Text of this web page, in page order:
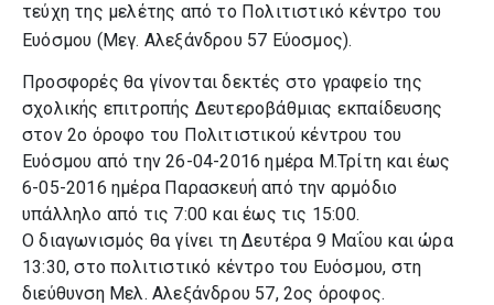
τεύχη της μελέτης από το Πολιτιστικό κέντρο του
Ευόσμου (Μεγ. Αλεξάνδρου 57 Εύοσμος).
Προσφορές θα γίνονται δεκτές στο γραφείο της
σχολικής επιτροπής Δευτεροβάθμιας εκπαίδευσης
στον 2ο όροφο του Πολιτιστικού κέντρου του
Ευόσμου από την 26-04-2016 ημέρα Μ.Τρίτη και έως
6-05-2016 ημέρα Παρασκευή από την αρμόδιο
υπάλληλο από τις 7:00 και έως τις 15:00.
Ο διαγωνισμός θα γίνει τη Δευτέρα 9 Μαΐου και ώρα
13:30, στο πολιτιστικό κέντρο του Ευόσμου, στη
διεύθυνση Μελ. Αλεξάνδρου 57, 2ος όροφος.